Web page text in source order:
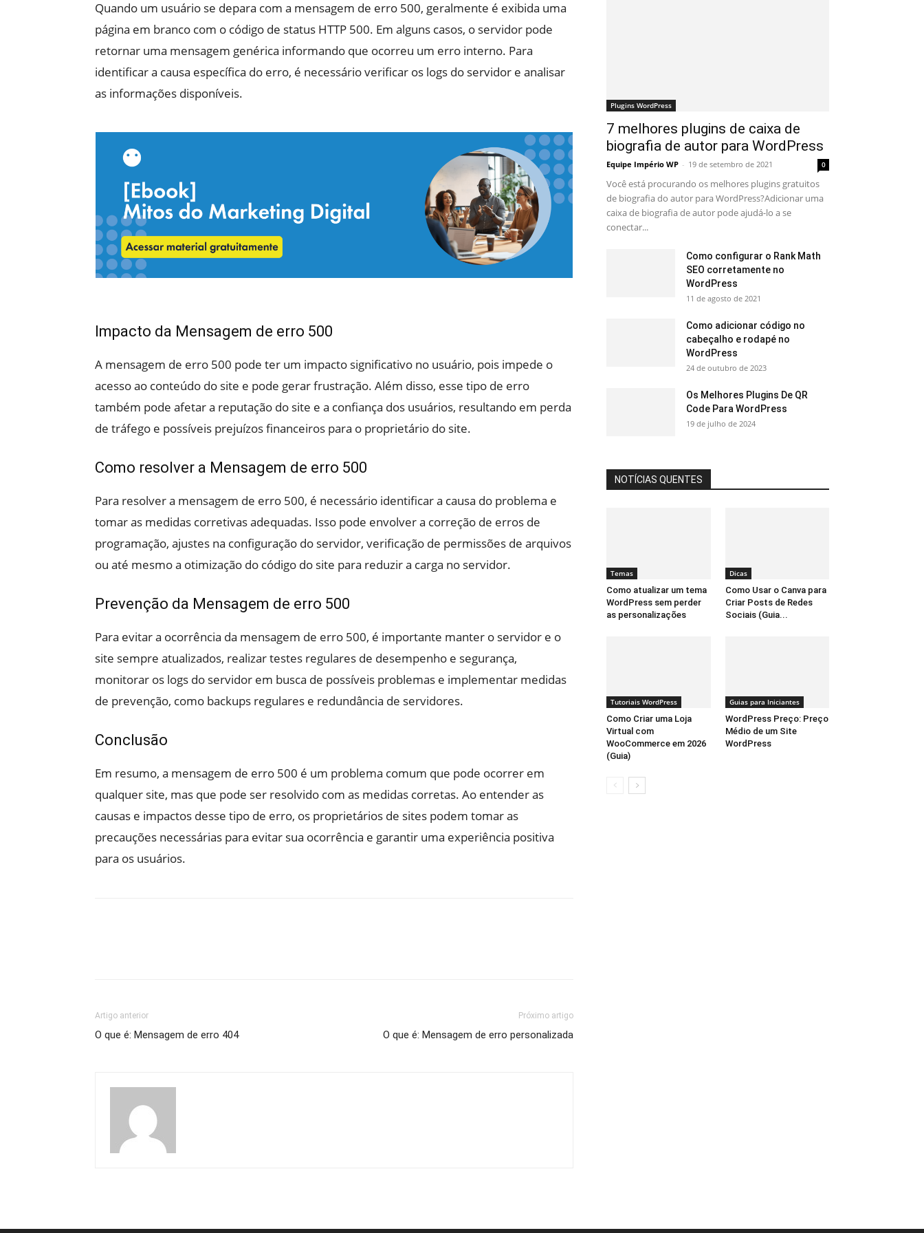
Quando um usuário se depara com a mensagem de erro 500, geralmente é exibida uma
página em branco com o código de status HTTP 500. Em alguns casos, o servidor pode
retornar uma mensagem genérica informando que ocorreu um erro interno. Para
identificar a causa específica do erro, é necessário verificar os logs do servidor e analisar
as informações disponíveis.
Impacto da Mensagem de erro 500
A mensagem de erro 500 pode ter um impacto significativo no usuário, pois impede o
acesso ao conteúdo do site e pode gerar frustração. Além disso, esse tipo de erro
também pode afetar a reputação do site e a confiança dos usuários, resultando em perda
de tráfego e possíveis prejuízos financeiros para o proprietário do site.
Como resolver a Mensagem de erro 500
Para resolver a mensagem de erro 500, é necessário identificar a causa do problema e
tomar as medidas corretivas adequadas. Isso pode envolver a correção de erros de
programação, ajustes na configuração do servidor, verificação de permissões de arquivos
ou até mesmo a otimização do código do site para reduzir a carga no servidor.
Prevenção da Mensagem de erro 500
Para evitar a ocorrência da mensagem de erro 500, é importante manter o servidor e o
site sempre atualizados, realizar testes regulares de desempenho e segurança,
monitorar os logs do servidor em busca de possíveis problemas e implementar medidas
de prevenção, como backups regulares e redundância de servidores.
Conclusão
Em resumo, a mensagem de erro 500 é um problema comum que pode ocorrer em
qualquer site, mas que pode ser resolvido com as medidas corretas. Ao entender as
causas e impactos desse tipo de erro, os proprietários de sites podem tomar as
precauções necessárias para evitar sua ocorrência e garantir uma experiência positiva
para os usuários.
Artigo anterior
O que é: Mensagem de erro 404
Próximo artigo
O que é: Mensagem de erro personalizada
Plugins WordPress
7 melhores plugins de caixa de
biografia de autor para WordPress
Equipe Império WP - 19 de setembro de 2021 0
Você está procurando os melhores plugins gratuitos
de biografia do autor para WordPress?Adicionar uma
caixa de biografia de autor pode ajudá-lo a se
conectar...
Como configurar o Rank Math
SEO corretamente no
WordPress
11 de agosto de 2021
Como adicionar código no
cabeçalho e rodapé no
WordPress
24 de outubro de 2023
Os Melhores Plugins De QR
Code Para WordPress
19 de julho de 2024
NOTÍCIAS QUENTES
Temas
Como atualizar um tema
WordPress sem perder
as personalizações
Dicas
Como Usar o Canva para
Criar Posts de Redes
Sociais (Guia...
Tutoriais WordPress
Como Criar uma Loja
Virtual com
WooCommerce em 2026
(Guia)
Guias para Iniciantes
WordPress Preço: Preço
Médio de um Site
WordPress